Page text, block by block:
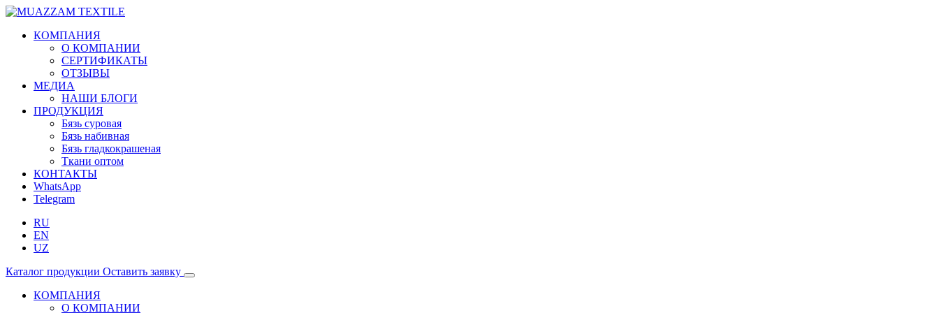
КОМПАНИЯ
О КОМПАНИИ
СЕРТИФИКАТЫ
ОТЗЫВЫ
МЕДИА
НАШИ БЛОГИ
ПРОДУКЦИЯ
Бязь суровая
Бязь набивная
Бязь гладкокрашеная
Ткани оптом
КОНТАКТЫ
WhatsApp
Telegram
RU
EN
UZ
Каталог продукции Оставить заявку
КОМПАНИЯ
О КОМПАНИИ